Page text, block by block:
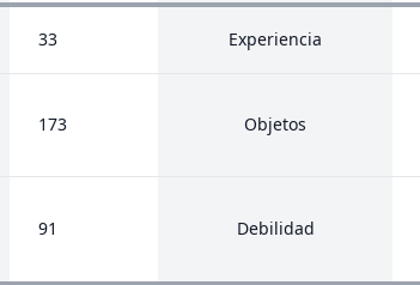
33 Experiencia
173 Objetos
91 Debilidad